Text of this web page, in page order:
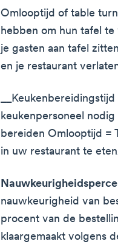
Omlooptijd of table
hebben om hun tafel
je gasten aan tafel
en je restaurant
keukenpersoneel
bereiden Omlooptijd =
in uw restaurant te
nauwkeurigheid van
procent van de
klaargemaakt volgens